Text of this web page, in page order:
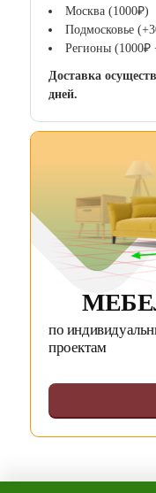
Москва (1000₽)
Подмосковье
Регионы (1000₽
Доставка
дней.
по
проектам